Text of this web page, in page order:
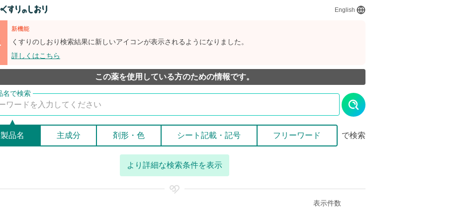
English
新機能
くすりのしおり検索結果に新しいアイコンが表示されるようになりました。
詳しくはこちら
この薬を使用している方のための情報です。
製品名 主成分 剤形・色 シート記載・記号 フリーワード で検索
より詳細な検索条件を表示
表示件数